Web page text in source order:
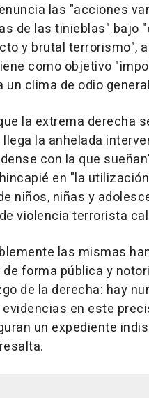
las "acciones
de las tinieblas" bajo
y brutal terrorismo",
como objetivo
un clima de odio
la extrema derecha
llega la anhelada
con la que
en "la
niños, niñas y
violencia terrorista
las mismas
forma pública y
de la derecha: hay
en este
un expediente